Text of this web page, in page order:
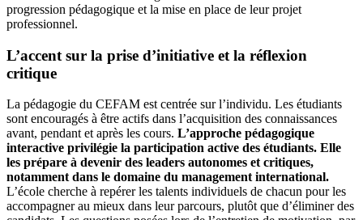
progression pédagogique et la mise en place de leur projet
professionnel.
L’accent sur la prise d’initiative et la réflexion
critique
La pédagogie du CEFAM est centrée sur l’individu. Les étudiants
sont encouragés à être actifs dans l’acquisition des connaissances
avant, pendant et après les cours. L’approche pédagogique
interactive privilégie la participation active des étudiants. Elle
les prépare à devenir des leaders autonomes et critiques,
notamment dans le domaine du management international.
L’école cherche à repérer les talents individuels de chacun pour les
accompagner au mieux dans leur parcours, plutôt que d’éliminer des